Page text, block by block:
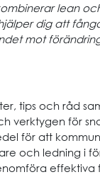
lean
dig att
mot
tips och råd
verktygen för
för att
och ledning i
effektiva